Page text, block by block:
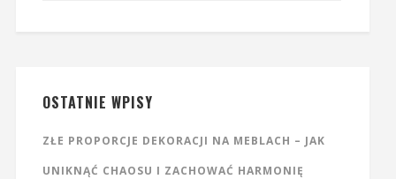
OSTATNIE WPISY
ZŁE PROPORCJE DEKORACJI NA MEBLACH – JAK
UNIKNĄĆ CHAOSU I ZACHOWAĆ HARMONIĘ